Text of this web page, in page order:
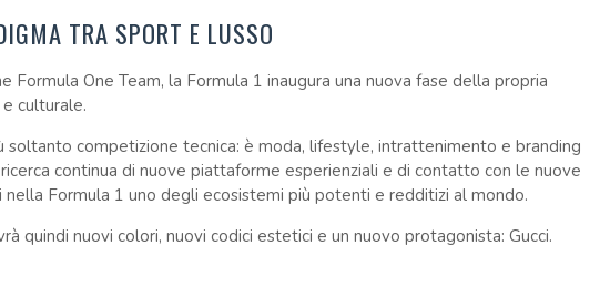
TRA SPORT E LUSSO
Formula One Team, la Formula 1 inaugura una nuova fase della propria
culturale.
soltanto competizione tecnica: è moda, lifestyle, intrattenimento e branding
continua di nuove piattaforme esperienziali e di contatto con le nuove
nella Formula 1 uno degli ecosistemi più potenti e redditizi al mondo.
quindi nuovi colori, nuovi codici estetici e un nuovo protagonista: Gucci.